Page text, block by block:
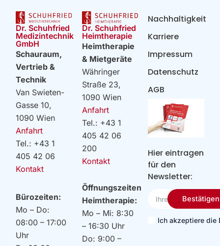
Dr. Schuhfried
Medizintechnik
GmbH
Schauraum,
Vertrieb &
Technik
Van Swieten-
Gasse 10,
1090 Wien
Anfahrt
Tel.: +43 1
405 42 06
Kontakt
Bürozeiten:
Mo – Do:
08:00 – 17:00
Uhr
Dr. Schuhfried
Heimtherapie
Heimtherapie
& Mietgeräte
Währinger
Straße 23,
1090 Wien
Anfahrt
Tel.: +43 1
405 42 06
200
Kontakt
Öffnungszeiten
Heimtherapie:
Mo – Mi: 8:30
– 16:30 Uhr
Do: 9:00 –
Hier eintragen
für den
Newsletter:
Email
Ich akzeptiere die
Bestätigen
Nachhaltigkeit
Karriere
Impressum
Datenschutz
AGB